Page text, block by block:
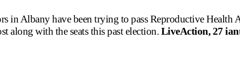
in Albany have been trying to pass Reproductive
along with the seats this past election. LiveAction, 27